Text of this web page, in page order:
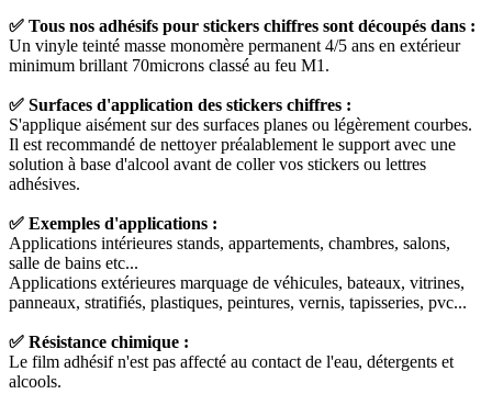
✅ Tous nos adhésifs pour stickers chiffres sont découpés dans :
Un vinyle teinté masse monomère permanent 4/5 ans en extérieur
minimum brillant 70microns classé au feu M1.
✅ Surfaces d'application des stickers chiffres :
S'applique aisément sur des surfaces planes ou légèrement courbes.
Il est recommandé de nettoyer préalablement le support avec une
solution à base d'alcool avant de coller vos stickers ou lettres
adhésives.
✅ Exemples d'applications :
Applications intérieures stands, appartements, chambres, salons,
salle de bains etc...
Applications extérieures marquage de véhicules, bateaux, vitrines,
panneaux, stratifiés, plastiques, peintures, vernis, tapisseries, pvc...
✅ Résistance chimique :
Le film adhésif n'est pas affecté au contact de l'eau, détergents et
alcools.